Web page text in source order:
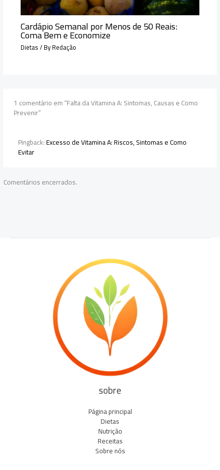
Cardápio Semanal por Menos de 50 Reais:
Coma Bem e Economize
Dietas/ ByRedação
1 comentário em “Falta da Vitamina A: Sintomas, Causas e Como
Prevenir”
Pingback:Excesso de Vitamina A: Riscos, Sintomas e Como
Evitar
Comentários encerrados.
sobre
Página principal
Dietas
Nutrição
Receitas
Sobre nós